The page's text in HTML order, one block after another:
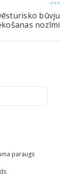
>>>
būvju
nozīmi
paraugs